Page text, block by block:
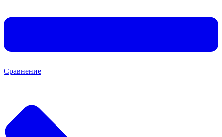
Сравнение